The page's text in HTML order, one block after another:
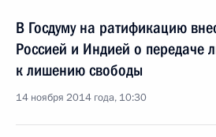
В Госдуму на ратификацию
Россией и Индией о передаче
к лишению свободы
14 ноября 2014 года, 10:30